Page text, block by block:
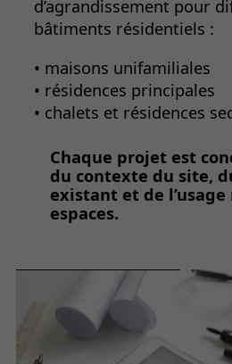
d’agrandissement pour
bâtiments résidentiels :
• maisons unifamiliales
• résidences principales
• chalets et résidences
Chaque projet est
du contexte du site,
existant et de l’usage
espaces.